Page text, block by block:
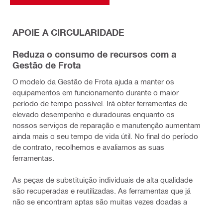
APOIE A CIRCULARIDADE
Reduza o consumo de recursos com a
Gestão de Frota
O modelo da Gestão de Frota ajuda a manter os
equipamentos em funcionamento durante o maior
período de tempo possível. Irá obter ferramentas de
elevado desempenho e duradouras enquanto os
nossos serviços de reparação e manutenção aumentam
ainda mais o seu tempo de vida útil. No final do período
de contrato, recolhemos e avaliamos as suas
ferramentas.
As peças de substituição individuais de alta qualidade
são recuperadas e reutilizadas. As ferramentas que já
não se encontram aptas são muitas vezes doadas a